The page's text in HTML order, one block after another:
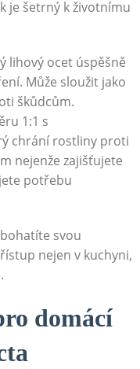
je šetrný k životnímu
lihový ocet ⁢úspěšně
Může sloužit jako
škůdcům.
1:1 s
chrání rostliny proti
nejenže zajišťujete
potřebu
svou
nejen v kuchyni,
domácí